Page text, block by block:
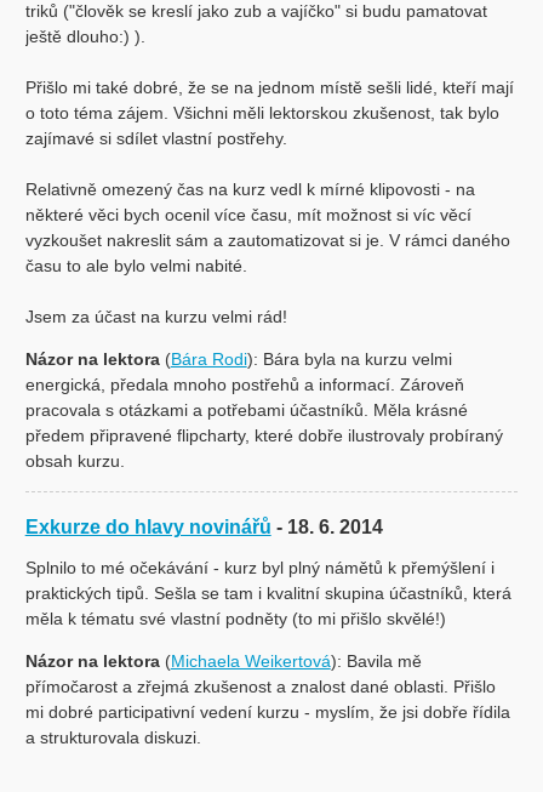
triků ("člověk se kreslí jako zub a vajíčko" si budu pamatovat
ještě dlouho:) ).
Přišlo mi také dobré, že se na jednom místě sešli lidé, kteří mají
o toto téma zájem. Všichni měli lektorskou zkušenost, tak bylo
zajímavé si sdílet vlastní postřehy.
Relativně omezený čas na kurz vedl k mírné klipovosti - na
některé věci bych ocenil více času, mít možnost si víc věcí
vyzkoušet nakreslit sám a zautomatizovat si je. V rámci daného
času to ale bylo velmi nabité.
Jsem za účast na kurzu velmi rád!
Názor na lektora(Bára Rodi): Bára byla na kurzu velmi
energická, předala mnoho postřehů a informací. Zároveň
pracovala s otázkami a potřebami účastníků. Měla krásné
předem připravené flipcharty, které dobře ilustrovaly probíraný
obsah kurzu.
Exkurze do hlavy novinářů - 18. 6. 2014
Splnilo to mé očekávání - kurz byl plný námětů k přemýšlení i
praktických tipů. Sešla se tam i kvalitní skupina účastníků, která
měla k tématu své vlastní podněty (to mi přišlo skvělé!)
Názor na lektora(Michaela Weikertová): Bavila mě
přímočarost a zřejmá zkušenost a znalost dané oblasti. Přišlo
mi dobré participativní vedení kurzu - myslím, že jsi dobře řídila
a strukturovala diskuzi.